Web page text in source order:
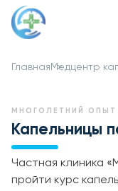
Главная Медцентр
МНОГОЛЕТНИЙ ОПЫТ
Капельницы
Частная клиника
пройти курс